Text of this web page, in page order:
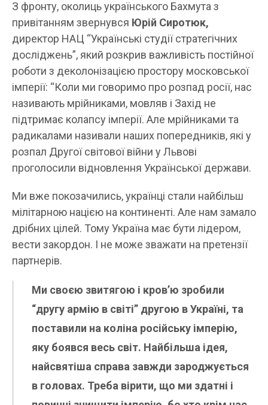
З фронту, околиць українського Бахмута з
привітанням звернувся Юрій Сиротюк,
директор НАЦ “Українські студії стратегічних
досліджень”, який розкрив важливість постійної
роботи з деколонізацією простору московської
імперії: “Коли ми говоримо про розпад росії, нас
називають мрійниками, мовляв і Захід не
підтримає колапсу імперії. Але мрійниками та
радикалами називали наших попередників, які у
розпал Другої світової війни у Львові
проголосили відновлення Української держави.
Ми вже покозачились, українці стали найбільш
мілітарною нацією на континенті. Але нам замало
дрібних цілей. Тому Україна має бути лідером,
вести закордон. І не може зважати на претензії
партнерів.
Ми своєю звитягою і кров’ю зробили
“другу армію в світі” другою в Україні, та
поставили на коліна російську імперію,
яку боявся весь світ. Найбільша ідея,
найсвятіша справа завжди зароджується
в головах. Треба вірити, що ми здатні і